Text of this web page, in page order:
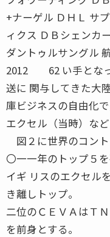
+ナーゲル ＤＨＬ サ
ィクス ＤＢシェンカ
ダントゥルサングル
2012 62 い手となっ
送に 関与してきた大
庫ビジネスの自由化
エクセル（当時）な
図２に世界のコン
〇一一年のトップ５を
イギ リスのエクセル
き離しトップ。
二位のＣＥＶＡはＴ
を前身とする。